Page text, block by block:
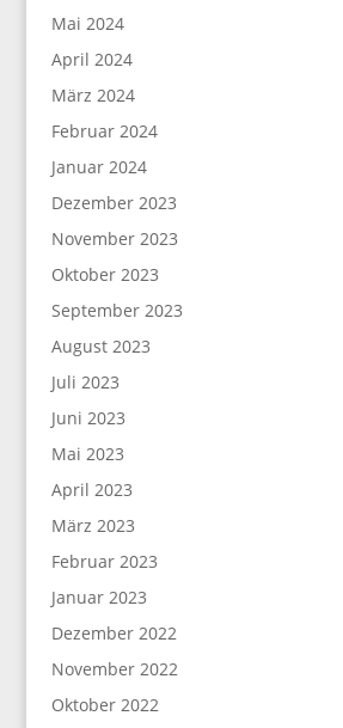
Mai 2024
April 2024
März 2024
Februar 2024
Januar 2024
Dezember 2023
November 2023
Oktober 2023
September 2023
August 2023
Juli 2023
Juni 2023
Mai 2023
April 2023
März 2023
Februar 2023
Januar 2023
Dezember 2022
November 2022
Oktober 2022